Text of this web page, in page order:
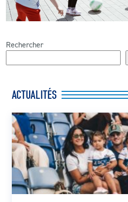
Rechercher
ACTUALITÉS